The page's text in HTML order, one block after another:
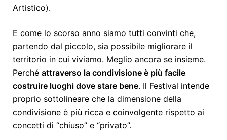
Artistico).
E come lo scorso anno siamo tutti convinti che,
partendo dal piccolo, sia possibile migliorare il
territorio in cui viviamo. Meglio ancora se insieme.
Perché attraverso la condivisione è più facile
costruire luoghi dove stare bene. Il Festival intende
proprio sottolineare che la dimensione della
condivisione è più ricca e coinvolgente rispetto ai
concetti di “chiuso” e “privato”.